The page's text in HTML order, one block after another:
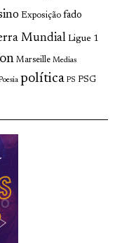
Exposição fado
Mundial Ligue 1
Marseille Medias
política PS PSG